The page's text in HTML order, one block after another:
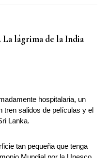
La lágrima de la India
hospitalaria, un
tren salidos de películas y el
Lanka.
tan pequeña que tenga